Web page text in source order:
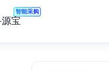
宝
智能采购